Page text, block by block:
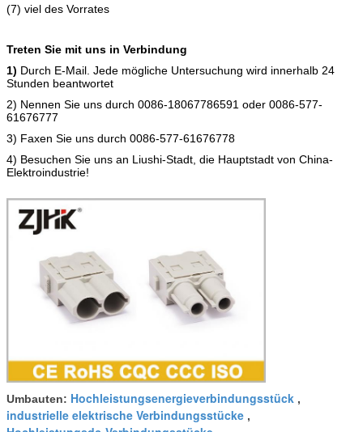
(7) viel des Vorrates
Treten Sie mit uns in Verbindung
1) Durch E-Mail. Jede mögliche Untersuchung wird innerhalb 24
Stunden beantwortet
2) Nennen Sie uns durch 0086-18067786591 oder 0086-577-
61676777
3) Faxen Sie uns durch 0086-577-61676778
4) Besuchen Sie uns an Liushi-Stadt, die Hauptstadt von China-
Elektroindustrie!
Umbauten: Hochleistungsenergieverbindungsstück ,
industrielle elektrische Verbindungsstücke ,